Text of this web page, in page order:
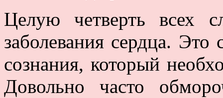
Целую четверть всех
заболевания сердца.
сознания, который
Довольно часто